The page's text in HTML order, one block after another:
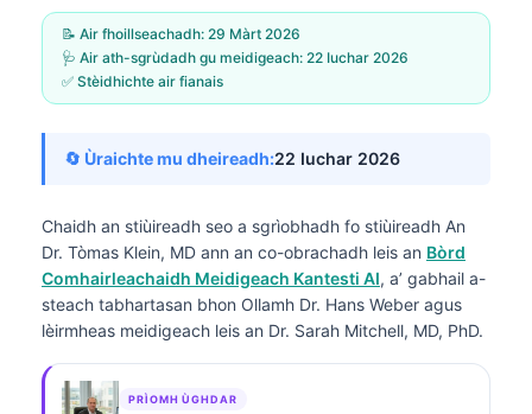
📝 Air fhoillseachadh: 29 Màrt 2026
🩺 Air ath-sgrùdadh gu meidigeach: 22 Iuchar 2026
✅ Stèidhichte air fianais
🔄 Ùraichte mu dheireadh:22 Iuchar 2026
Chaidh an stiùireadh seo a sgrìobhadh fo stiùireadh An
Dr. Tòmas Klein, MD ann an co-obrachadh leis an Bòrd
Comhairleachaidh Meidigeach Kantesti AI, a’ gabhail a-
steach tabhartasan bhon Ollamh Dr. Hans Weber agus
lèirmheas meidigeach leis an Dr. Sarah Mitchell, MD, PhD.
PRÌOMH ÙGHDAR